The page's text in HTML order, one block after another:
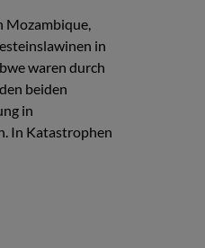
Mozambique,
in
waren durch
beiden
in
In Katastrophen